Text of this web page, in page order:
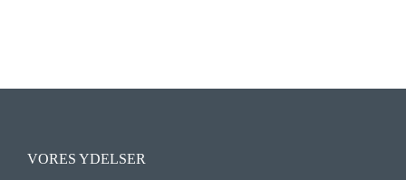
VORES YDELSER